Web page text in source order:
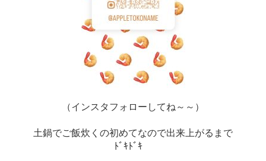
（インスタフォローしてね～～）
土鍋でご飯炊くの初めてなので出来上がるまで
ﾄﾞｷﾄﾞｷ